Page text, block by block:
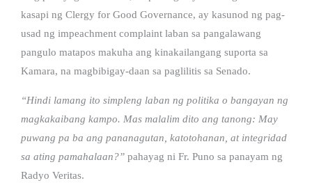
kasapi ng Clergy for Good Governance, ay kasunod ng pag-
usad ng impeachment complaint laban sa pangalawang
pangulo matapos makuha ang kinakailangang suporta sa
Kamara, na magbibigay-daan sa paglilitis sa Senado.
“Hindi lamang ito simpleng laban ng politika o bangayan ng
magkakaibang kampo. Mas malalim dito ang tanong: May
puwang pa ba ang pananagutan, katotohanan, at integridad
sa ating pamahalaan?” pahayag ni Fr. Puno sa panayam ng
Radyo Veritas.